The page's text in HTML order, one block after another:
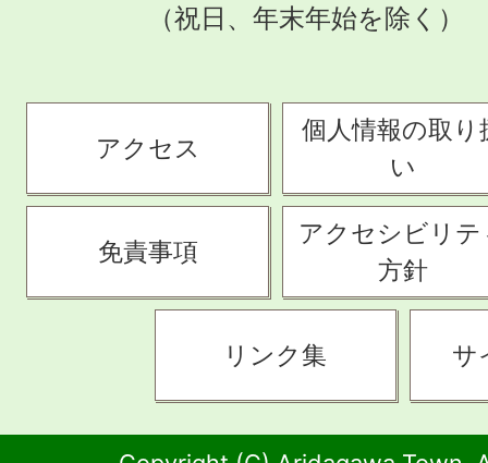
（祝日、年末年始を除く）
アクセス
個人情報の取り
い
免責事項
アクセシビリテ
方針
リンク集 サ